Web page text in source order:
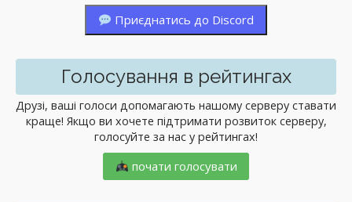
Приєднатись до Discord
Голосування в рейтингах
Друзі, ваші голоси допомагають нашому серверу ставати
краще! Якщо ви хочете підтримати розвиток серверу,
голосуйте за нас у рейтингах!
почати голосувати